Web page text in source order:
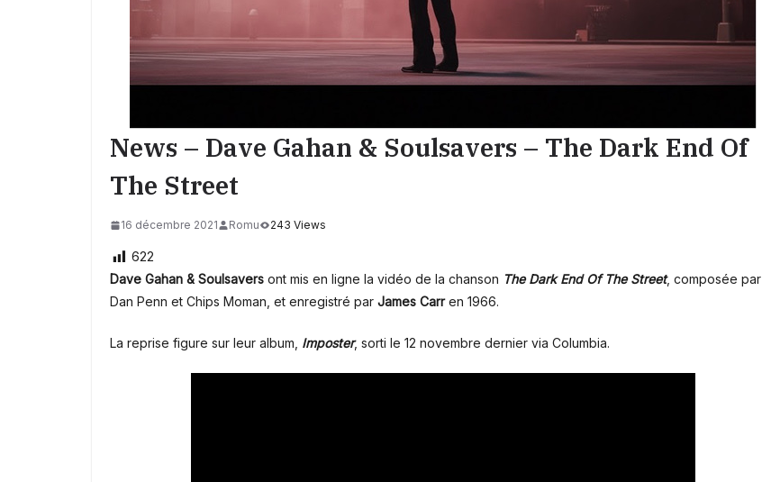
News – Dave Gahan & Soulsavers – The Dark End Of
The Street
16 décembre 2021 Romu 243 Views
622
Dave Gahan & Soulsavers ont mis en ligne la vidéo de la chanson The Dark End Of The Street, composée par
Dan Penn et Chips Moman, et enregistré par James Carren 1966.
La reprise figure sur leur album, Imposter, sorti le 12 novembre dernier via Columbia.